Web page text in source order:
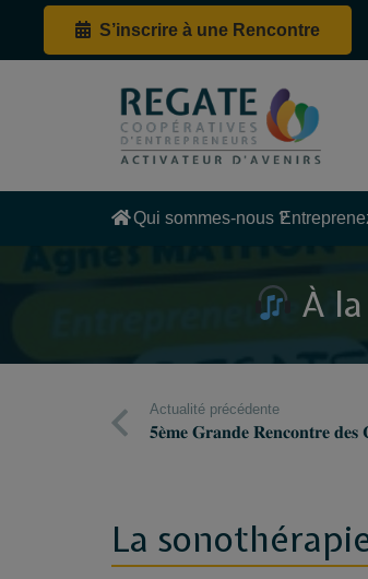
S’inscrire à une Rencontre
Qui sommes-nous ?
À
Actualité précédente
𝟓𝐞̀𝐦𝐞 𝐆𝐫𝐚𝐧𝐝𝐞 𝐑𝐞𝐧𝐜𝐨𝐧𝐭𝐫𝐞
La